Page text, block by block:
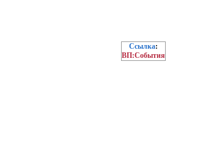
Ссылка:
ВП:События